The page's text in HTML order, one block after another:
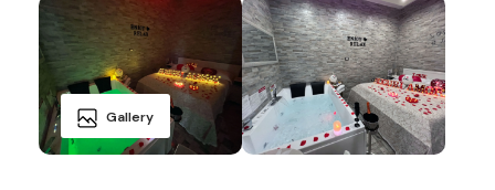
Gallery